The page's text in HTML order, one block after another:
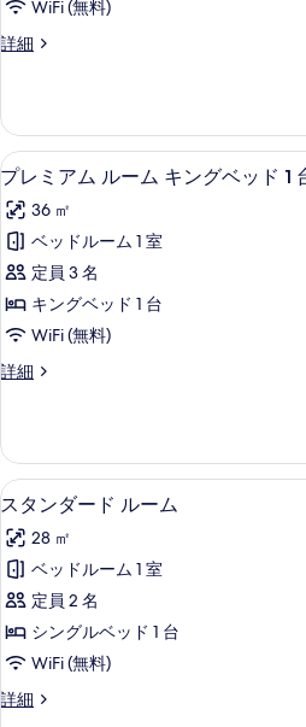
台
の
て
の
写
真
を
表
示
す
る
ド
1
細
ル
ー
キ
ン
グ
ベ
ッ
ド
1
台
(Runway
す
べ
て
の
写
真
を
表
示
WiFi (無料)
詳細
ス
ー
ド
ル
ム
キ
グ
ベ
ッ
ド
1
の
詳
細
プ
レ
ミ
ア
ム
ル
ー
ム
ン
グ
ベ
ッ
ド
1
台
プ
ー
高
11
プレミアム ルーム キングベッド 1
36 ㎡
ベッドルーム 1 室
定員 3 名
キングベッド 1 台
WiFi (無料)
詳細
プ
ム
ル
ー
キ
ン
ベ
ッ
ド
台
ス
タ
ン
ダ
ー
ド
ル
ー
高
12
スタンダード ルーム
28 ㎡
ベッドルーム 1 室
定員 2 名
シングルベッド 1 台
WiFi (無料)
詳細
ス